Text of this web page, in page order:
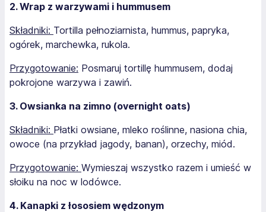
2. Wrap z warzywami i hummusem
Składniki: Tortilla pełnoziarnista, hummus, papryka,
ogórek, marchewka, rukola.
Przygotowanie: Posmaruj tortillę hummusem, dodaj
pokrojone warzywa i zawiń.
3. Owsianka na zimno (overnight oats)
Składniki: Płatki owsiane, mleko roślinne, nasiona chia,
owoce (na przykład jagody, banan), orzechy, miód.
Przygotowanie: Wymieszaj wszystko razem i umieść w
słoiku na noc w lodówce.
4. Kanapki z łososiem wędzonym